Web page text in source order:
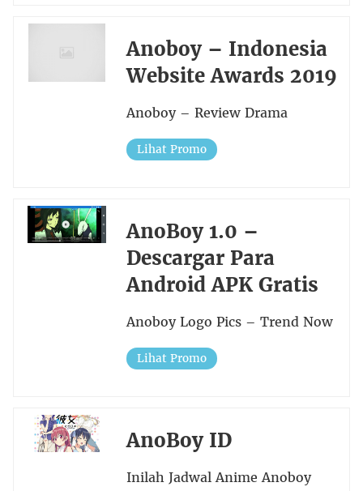
Anoboy – Indonesia
Website Awards 2019
Anoboy – Review Drama
Lihat Promo
AnoBoy 1.0 –
Descargar Para
Android APK Gratis
Anoboy Logo Pics – Trend Now
Lihat Promo
AnoBoy ID
Inilah Jadwal Anime Anoboy